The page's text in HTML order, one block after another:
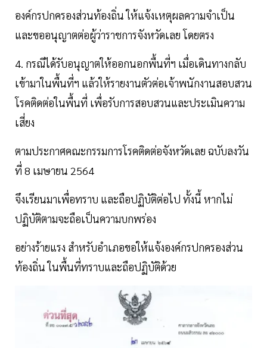
องค์กรปกครองส่วนท้องถิ่น ให้แจ้งเหตุผลความจำเป็น
และขออนุญาตต่อผู้ว่าราชการจังหวัดเลย โดยตรง
4. กรณีได้รับอนุญาตให้ออกนอกพื้นที่ฯ เมื่อเดินทางกลับ
เข้ามาในพื้นที่ฯ แล้วให้รายงานตัวต่อเจ้าพนักงานสอบสวน
โรคติดต่อในพื้นที่ เพื่อรับการสอบสวนและประเมินความ
เสี่ยง
ตามประกาศคณะกรรมการโรคติดต่อจังหวัดเลย ฉบับลงวัน
ที่ 8 เมษายน 2564
จึงเรียนมาเพื่อทราบ และถือปฏิบัติต่อไป ทั้งนี้ หากไม่
ปฏิบัติตามจะถือเป็นความบกพร่อง
อย่างร้ายแรง สำหรับอำเภอขอให้แจ้งองค์กรปกครองส่วน
ท้องถิ่น ในพื้นที่ทราบและถือปฏิบัติด้วย